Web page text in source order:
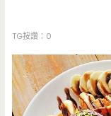
TG按讚：0